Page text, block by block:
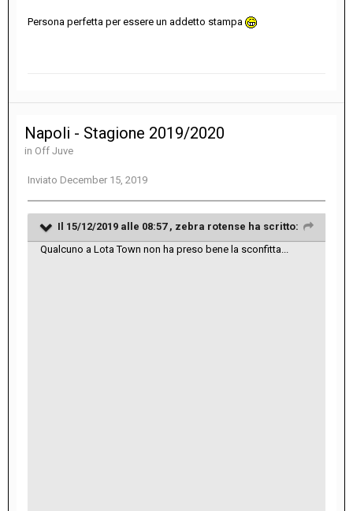
Persona perfetta per essere un addetto stampa
Napoli - Stagione 2019/2020
in Off Juve
Inviato December 15, 2019
Il 15/12/2019 alle 08:57 , zebra rotense ha scritto:
Qualcuno a Lota Town non ha preso bene la sconfitta...